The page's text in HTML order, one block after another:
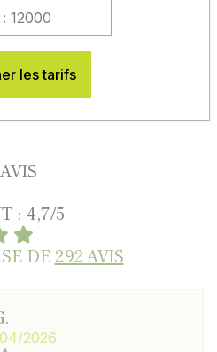
plus
AVIS
: 4,7/5
DE292 AVIS
2026
les tarifs